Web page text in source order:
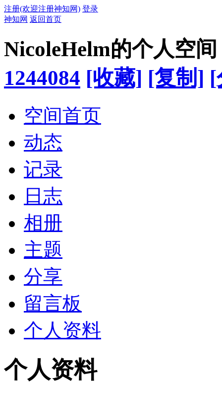
注册(欢迎注册神知网) 登录
神知网 返回首页
NicoleHelm的个人空间
1244084 [收藏] [复制] [
空间首页
动态
记录
日志
相册
主题
分享
留言板
个人资料
个人资料